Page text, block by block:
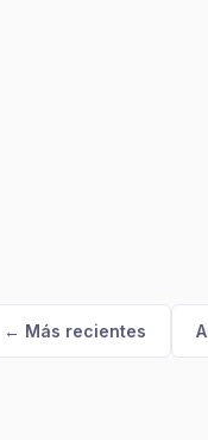
← Más recientes